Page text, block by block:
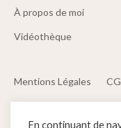
À propos de moi
Vidéothèque
Mentions Légales
Politique de
En continuant de